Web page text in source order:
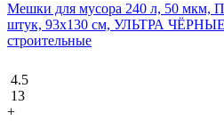
Мешки для мусора 240 л, 50 мкм,
штук, 93х130 см, УЛЬТРА ЧЁРНЫЕ
строительные
4.5
13
+